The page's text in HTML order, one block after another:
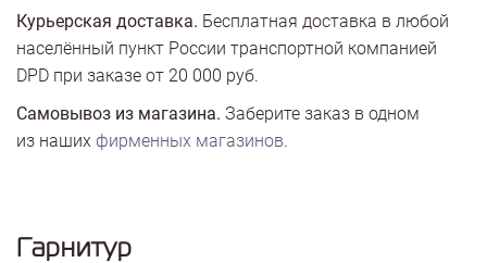
Курьерская доставка. Бесплатная доставка в любой
населённый пункт России транспортной компанией
DPD при заказе от 20 000 руб.
Самовывоз из магазина. Заберите заказ в одном
из наших фирменных магазинов.
Гарнитур